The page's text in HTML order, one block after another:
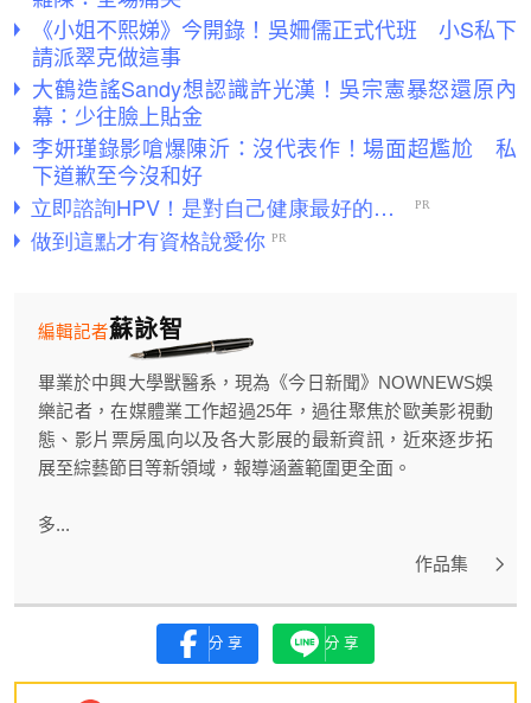
《小姐不熙娣》今開錄！吳姍儒正式代班 小S私下
請派翠克做這事
大鶴造謠Sandy想認識許光漢！吳宗憲暴怒還原內
幕：少往臉上貼金
李妍瑾錄影嗆爆陳沂：沒代表作！場面超尷尬 私
下道歉至今沒和好
蘇詠智
編輯記者
畢業於中興大學獸醫系，現為《今日新聞》NOWNEWS娛
樂記者，在媒體業工作超過25年，過往聚焦於歐美影視動
態、影片票房風向以及各大影展的最新資訊，近來逐步拓
展至綜藝節目等新領域，報導涵蓋範圍更全面。
多...
作品集
分享 分享